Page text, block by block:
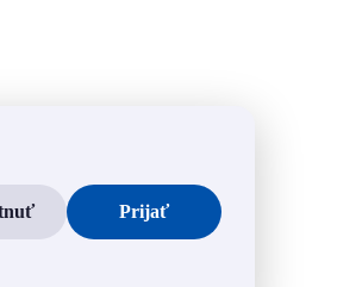
Prijať